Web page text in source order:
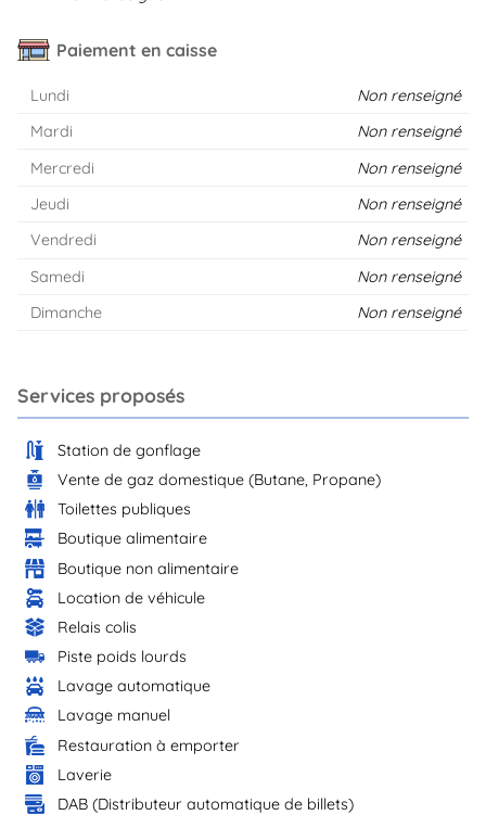
Paiement en caisse
Lundi
Non renseigné
Mardi
Non renseigné
Mercredi
Non renseigné
Jeudi
Non renseigné
Vendredi
Non renseigné
Samedi
Non renseigné
Dimanche
Non renseigné
Services proposés
Station de gonflage
Vente de gaz domestique (Butane, Propane)
Toilettes publiques
Boutique alimentaire
Boutique non alimentaire
Location de véhicule
Relais colis
Piste poids lourds
Lavage automatique
Lavage manuel
Restauration à emporter
Laverie
DAB (Distributeur automatique de billets)